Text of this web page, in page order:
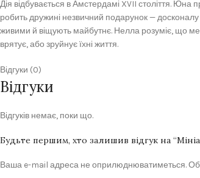
Дія відбувається в Амстердамі XVII століття. Юна
робить дружині незвичний подарунок — досконалу
живими й віщують майбутнє. Нелла розуміє, що
врятує, або зруйнує їхні життя.
Відгуки (0)
Відгуки
Відгуків немає, поки що.
Будьте першим, хто залишив відгук на
Ваша e-mail адреса не оприлюднюватиметься.